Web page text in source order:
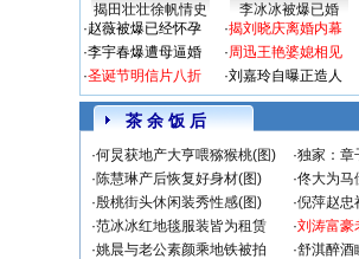
揭田壮壮徐帆情史 李冰冰被爆已婚
·赵薇被爆已经怀孕
·李宇春爆遭母逼婚
·圣诞节明信片八折
·揭刘晓庆离婚内幕
·周迅王艳婆媳相见
·刘嘉玲自曝正造人
茶 余 饭 后
·何炅获地产大亨喂猕猴桃(图) ·独家：章
·陈慧琳产后恢复好身材(图) ·佟大为马
·殷桃街头休闲装秀性感(图) ·倪萍赵忠
·范冰冰红地毯服装皆为租赁 ·刘涛富豪
·姚晨与老公素颜乘地铁被拍 ·舒淇醉酒